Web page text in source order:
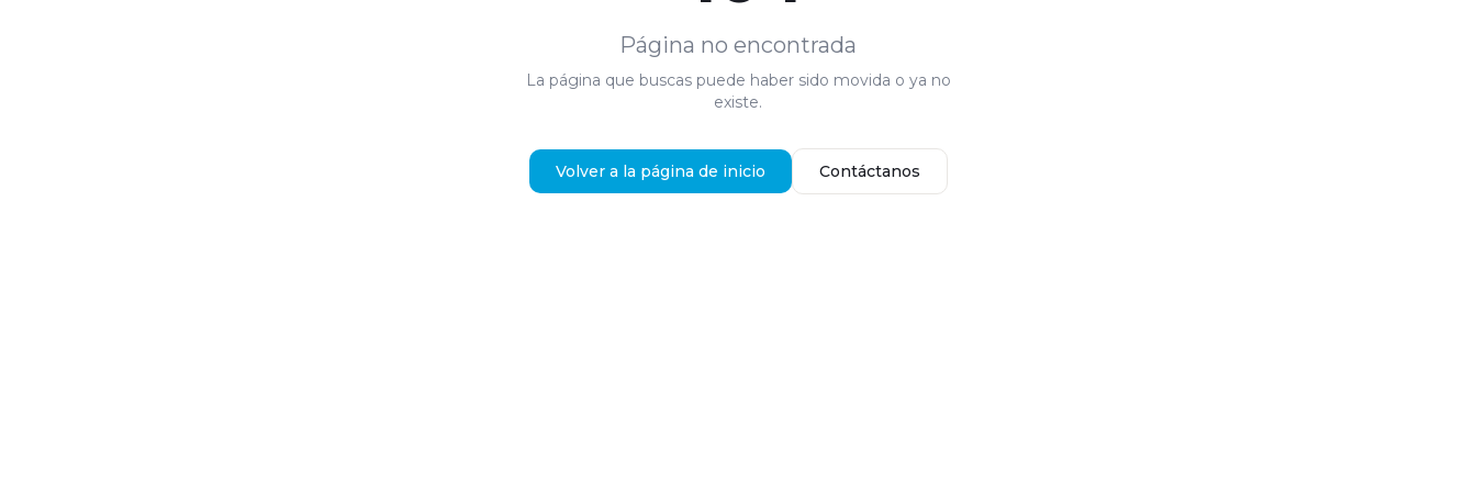
Página no encontrada
La página que buscas puede haber sido movida o ya no
existe.
Volver a la página de inicio Contáctanos